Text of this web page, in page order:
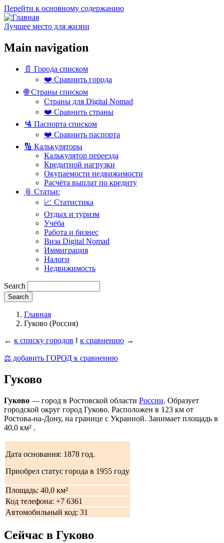
Перейти к основному содержанию
Лучшее место для жизни
Main navigation
📄 Города списком
❤️ Сравнить города
🌐 Страны списком
Страны для Digital Nomad
❤️ Сравнить страны
🛂 Паспорта списком
❤️ Сравнить паспорта
🔢 Калькуляторы
Калькулятор переезда
Кредитной нагрузки
Окупаемости недвижимости
Расчёта выплат по кредиту
📎 Статьи:
📈 Статистика
Отдых и туризм
Учёба
Работа и бизнес
Виза Digital Nomad
Иммиграция
Налоги
Недвижимость
Search
Главная
Гуково (Россия)
← к списку городов ‖ к сравнению →
⚖️ добавить ГОРОД к сравнению
Гуково
Гуково — город в Ростовской области России. Образует
городской округ город Гуково. Расположен в 123 км от
Ростова-на-Дону, на границе с Украиной. Занимает площадь в
40,0 км² .
Дата основания: 1878 год.
Приобрел статус города в 1955 году
Площадь: 40,0 км²
Код телефона: +7 6361
Автомобильный код: 31
Сейчас в Гуково